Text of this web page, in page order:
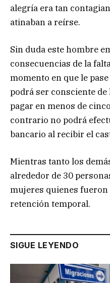
alegría era tan
atinaban a reírse.
Sin duda este hombre
consecuencias de la
momento en que le
podrá ser consciente
pagar en menos de
contrario no podrá
bancario al recibir el
Mientras tanto los
alrededor de 30
mujeres quienes fueron
retención temporal.
SIGUE LEYENDO